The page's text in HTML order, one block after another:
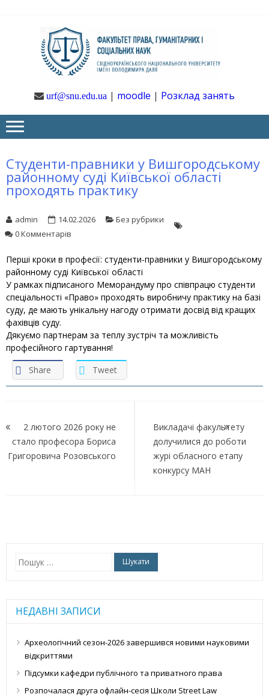
navigation
І
urf@snu.edu.ua | moodle | Розклад занять
Студенти-правники у Вишгородському
районному суді Київської області
проходять практику
admin 14.02.2026
Без рубрики
0 Комментарів
Перші кроки в професії: студенти-правники у Вишгородському
районному суді Київської області
У рамках підписаного Меморандуму про співпрацю студенти
спеціальності «Право» проходять виробничу практику на базі
суду, де мають унікальну нагоду отримати досвід від кращих
фахівців суду.
Дякуємо партнерам за теплу зустріч та можливість
професійного гартування!
Share
Tweet
записів
2 лютого 2026 року не
стало професора Бориса
Григоровича Розовського
Викладачі факультету
долучилися до роботи
журі обласного етапу
конкурсу МАН
Пошук:
НЕДАВНІ ЗАПИСИ
Археологічний сезон-2026 завершився новими науковими
відкриттями
Підсумки кафедри публічного та приватного права
Розпочалася друга офлайн-сесія Школи Street Law